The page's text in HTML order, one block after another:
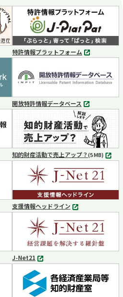
特許情報プラットフォーム
別
ブ
で
く
開放特許情報データベース
別
タ
ブ
で
開
く
知的財産活動で売上アップ？(5 MB) MP4
支援情報ヘッドライン
別
タ
ブ
で
開
く
J-Net21
別
タ
ブ
で
開